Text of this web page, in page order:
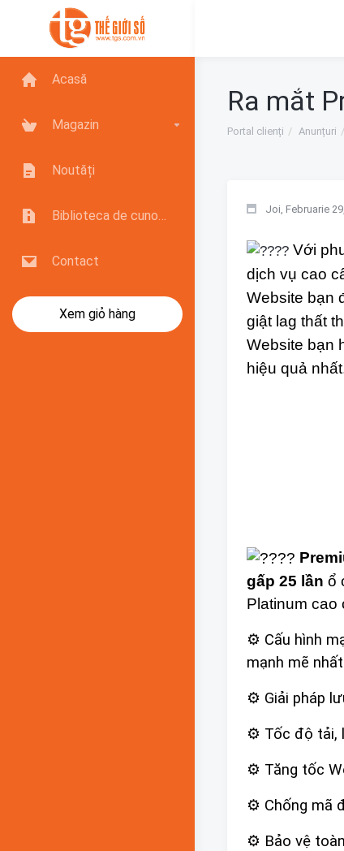
Acasă
Magazin
Noutăți
Biblioteca de cunoștințe
Contact
Xem giỏ hàng
Ra mắt
Portal clienți Anunțuri
Joi, Februarie
Với
dịch vụ cao
Website bạn
giật lag thất
Website bạn
hiệu quả
gấp 25 lần ổ
Platinum cao
⚙ Cấu hình
mạnh mẽ
⚙ Giải pháp
⚙ Tốc độ tải,
⚙ Tăng tốc
⚙ Chống mã
⚙ Bảo vệ